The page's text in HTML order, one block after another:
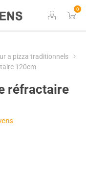
0
a pizza traditionnels
120cm
réfractaire